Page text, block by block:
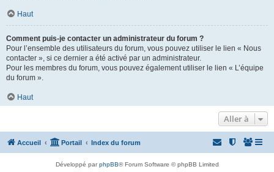
Haut
Comment puis-je contacter un administrateur du forum ?
Pour l’ensemble des utilisateurs du forum, vous pouvez utiliser le lien « Nous
contacter », si ce dernier a été activé par un administrateur.
Pour les membres du forum, vous pouvez également utiliser le lien « L’équipe
du forum ».
Haut
Aller à
Accueil Portail Index du forum
Développé parphpBB® Forum Software © phpBB Limited